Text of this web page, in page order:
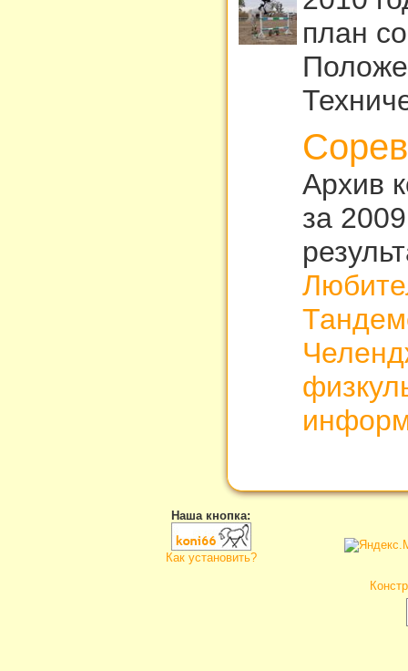
план
Архив
за
Наша кнопка:
Как установить?